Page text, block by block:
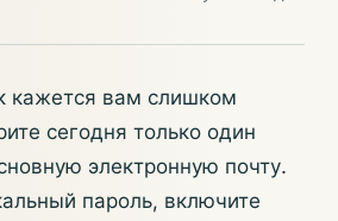
кажется вам слишком
сегодня только один
электронную почту.
пароль, включите